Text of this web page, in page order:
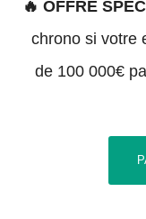
🔥 OFFRE
chrono si votre
de 100 000€